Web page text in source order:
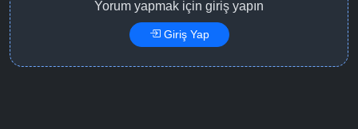
Yorum yapmak için giriş yapın
Giriş Yap